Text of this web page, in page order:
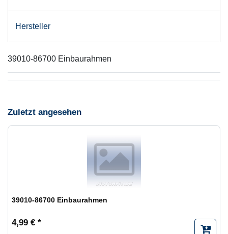
Hersteller
39010-86700 Einbaurahmen
Zuletzt angesehen
39010-86700 Einbaurahmen
4,99 € *